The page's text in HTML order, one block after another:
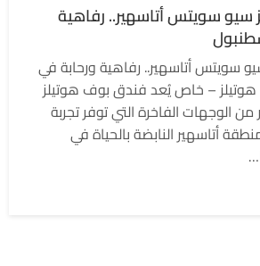
سويتس أتاسهير.. رفاهية
سويتس أتاسهير.. رفاهية ورحابة في
هوتيلز – خاص يُعد فندق بوف هوتيلز
الوجهات الفاخرة التي توفر تجربة
أتاسهير النابضة بالحياة في